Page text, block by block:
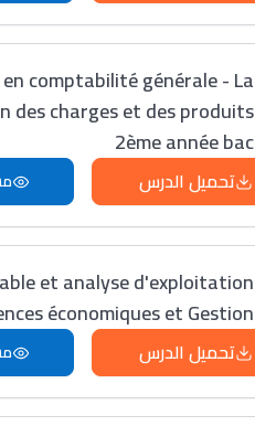
comptabilité générale - La
des charges et des produits
2ème année bac
تحميل الدرس
et analyse d'exploitation
économiques et Gestion
تحميل الدرس